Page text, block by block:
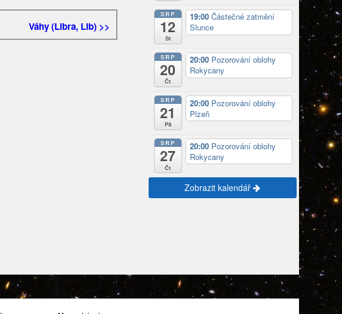
Váhy (Libra, Lib) >>
SRP
12
St
19:00 Částečné zatmění
Slunce
SRP
20
Čt
20:00 Pozorování oblohy
Rokycany
SRP
21
Pá
20:00 Pozorování oblohy
Plzeň
SRP
27
Čt
20:00 Pozorování oblohy
Rokycany
Zobrazit kalendář